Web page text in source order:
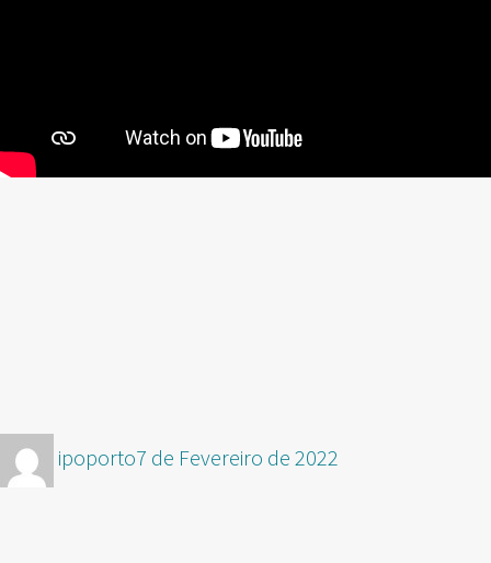
Autor
ipoportoPublicado
7 de Fevereiro de 2022